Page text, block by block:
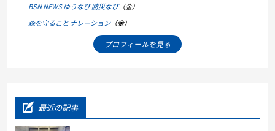
BSN NEWS ゆうなび 防災なび（金）
森を守ること ナレーション（金）
プロフィールを見る
最近の記事